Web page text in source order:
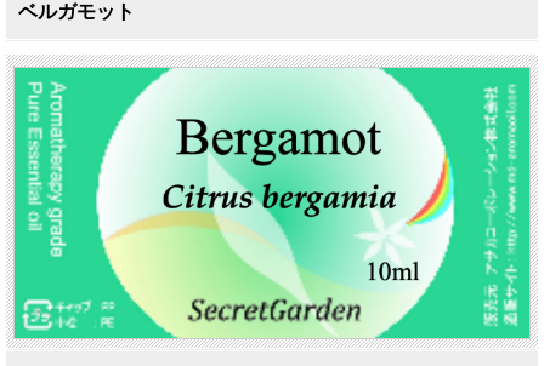
ベルガモット